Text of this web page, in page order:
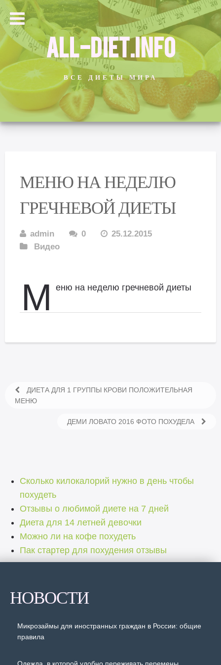
ALL-DIET.INFO
ВСЕ ДИЕТЫ МИРА
МЕНЮ НА НЕДЕЛЮ
ГРЕЧНЕВОЙ ДИЕТЫ
admin 0
25.12.2015
Видео
М еню на неделю гречневой диеты
ДИЕТА ДЛЯ 1 ГРУППЫ КРОВИ ПОЛОЖИТЕЛЬНАЯ
МЕНЮ
ДЕМИ ЛОВАТО 2016 ФОТО ПОХУДЕЛА
Сколько килокалорий нужно в день чтобы
похудеть
Отзывы о любимой диете на 7 дней
Диета для 14 летней девочки
Можно ли на кофе похудеть
Пак стартер для похудения отзывы
НОВОСТИ
Микрозаймы для иностранных граждан в России: общие
правила